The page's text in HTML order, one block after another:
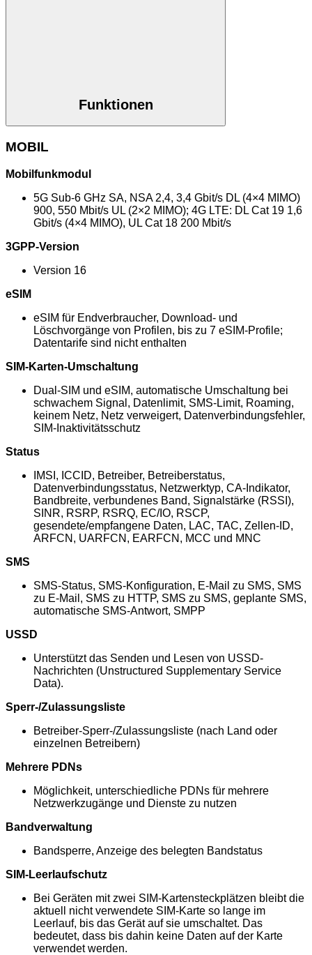
Funktionen
MOBIL
Mobilfunkmodul
5G Sub-6 GHz SA, NSA 2,4, 3,4 Gbit/s DL (4×4 MIMO)
900, 550 Mbit/s UL (2×2 MIMO); 4G LTE: DL Cat 19 1,6
Gbit/s (4×4 MIMO), UL Cat 18 200 Mbit/s
3GPP-Version
Version 16
eSIM
eSIM für Endverbraucher, Download- und
Löschvorgänge von Profilen, bis zu 7 eSIM-Profile;
Datentarife sind nicht enthalten
SIM-Karten-Umschaltung
Dual-SIM und eSIM, automatische Umschaltung bei
schwachem Signal, Datenlimit, SMS-Limit, Roaming,
keinem Netz, Netz verweigert, Datenverbindungsfehler,
SIM-Inaktivitätsschutz
Status
IMSI, ICCID, Betreiber, Betreiberstatus,
Datenverbindungsstatus, Netzwerktyp, CA-Indikator,
Bandbreite, verbundenes Band, Signalstärke (RSSI),
SINR, RSRP, RSRQ, EC/IO, RSCP,
gesendete/empfangene Daten, LAC, TAC, Zellen-ID,
ARFCN, UARFCN, EARFCN, MCC und MNC
SMS
SMS-Status, SMS-Konfiguration, E-Mail zu SMS, SMS
zu E-Mail, SMS zu HTTP, SMS zu SMS, geplante SMS,
automatische SMS-Antwort, SMPP
USSD
Unterstützt das Senden und Lesen von USSD-
Nachrichten (Unstructured Supplementary Service
Data).
Sperr-/Zulassungsliste
Betreiber-Sperr-/Zulassungsliste (nach Land oder
einzelnen Betreibern)
Mehrere PDNs
Möglichkeit, unterschiedliche PDNs für mehrere
Netzwerkzugänge und Dienste zu nutzen
Bandverwaltung
Bandsperre, Anzeige des belegten Bandstatus
SIM-Leerlaufschutz
Bei Geräten mit zwei SIM-Kartensteckplätzen bleibt die
aktuell nicht verwendete SIM-Karte so lange im
Leerlauf, bis das Gerät auf sie umschaltet. Das
bedeutet, dass bis dahin keine Daten auf der Karte
verwendet werden.